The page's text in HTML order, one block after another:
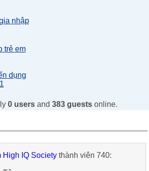
nhập
trẻ em
dụng
0 usersand 383 guestsonline.
High IQ Societythành viên 740: